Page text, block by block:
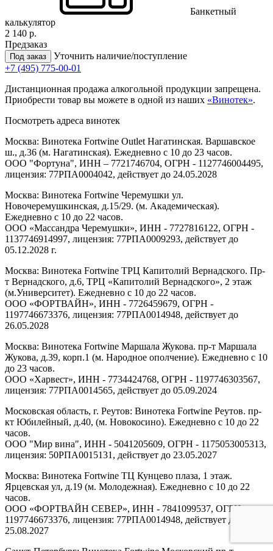
Банкетный
калькулятор
2 140 р.
Предзаказ
Под заказ
Уточнить наличие/поступление
+7 (495) 775-00-01
Дистанционная продажа алкогольной продукции запрещена.
Приобрести товар вы можете в одной из наших «Винотек».
Посмотреть адреса винотек
Москва: Винотека Fortwine Outlet Нагатинская. Варшавское
ш., д.36 (м. Нагатинская). Ежедневно с 10 до 23 часов.
ООО "Фортуна", ИНН – 7721746704, ОГРН - 1127746004495,
лицензия: 77РПА0004042, действует до 24.05.2028
Москва: Винотека Fortwine Черемушки ул.
Новочеремушкинская, д.15/29. (м. Академическая).
Ежедневно с 10 до 22 часов.
ООО «Массандра Черемушки», ИНН - 7727816122, ОГРН -
1137746914997, лицензия: 77РПА0009293, действует до
05.12.2028 г.
Москва: Винотека Fortwine ТРЦ Капитолий Вернадского. Пр-
т Вернадского, д.6, ТРЦ «Капитолий Вернадского», 2 этаж
(м.Университет). Ежедневно с 10 до 22 часов.
ООО «ФОРТВАЙН», ИНН - 7726459679, ОГРН -
1197746673376, лицензия: 77РПА0014948, действует до
26.05.2028
Москва: Винотека Fortwine Маршала Жукова. пр-т Маршала
Жукова, д.39, корп.1 (м. Народное ополчение). Ежедневно с 10
до 23 часов.
ООО «Харвест», ИНН - 7734424768, ОГРН - 1197746303567,
лицензия: 77РПА0014565, действует до 05.09.2024
Московская область, г. Реутов: Винотека Fortwine Реутов. пр-
кт Юбилейный, д.40, (м. Новокосино). Ежедневно с 10 до 22
часов.
ООО "Мир вина", ИНН - 5041205609, ОГРН - 1175053005313,
лицензия: 50РПА0015131, действует до 23.05.2027
Москва: Винотека Fortwine ТЦ Кунцево плаза, 1 этаж.
Ярцевская ул, д.19 (м. Молодежная). Ежедневно с 10 до 22
часов.
ООО «ФОРТВАЙН СЕВЕР», ИНН - 7841099537, ОГРН -
1197746673376, лицензия: 77РПА0014948, действует до
25.08.2027